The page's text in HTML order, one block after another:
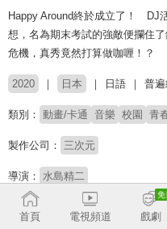
Happy Around終於成立了！ DJ
想，名為期末考試的強敵便攔住
危機，真秀竟然打算做咖喱！？
2020 日本 日語 普遍
類別： 動畫/卡通 音樂 校園 青
製作公司： 三次元
導演： 水島精二
配音： 西尾夕香 各務華梨 三村
首頁 電視頻道 戲劇